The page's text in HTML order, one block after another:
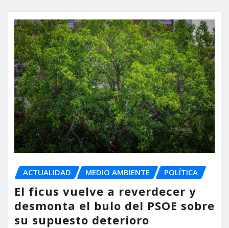
ACTUALIDAD MEDIO AMBIENTE POLÍTICA
El ficus vuelve a reverdecer y
desmonta el bulo del PSOE sobre
su supuesto deterioro